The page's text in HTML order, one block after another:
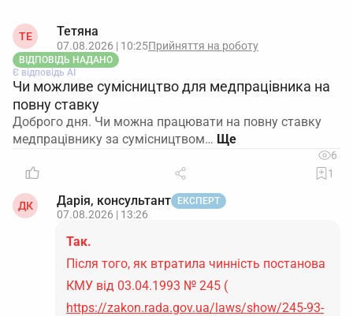
ТЕ Тетяна
07.08.2026 | 10:25Прийняття на роботу
ВІДПОВІДЬ НАДАНО
Є відповідь АІ
Чи можливе сумісництво для медпрацівника на
повну ставку
Доброго дня. Чи можна працювати на повну ставку
медпрацівнику за сумісництвом…
6
1
ДК Дарія, консультант ЕКСПЕРТ
07.08.2026 | 13:26
Так.
Після того, як втратила чинність постанова
КМУ від 03.04.1993 № 245 (
https://zakon.rada.gov.ua/laws/show/245-93-